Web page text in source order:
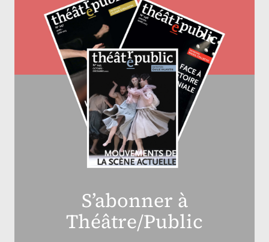
S’abonner à
Théâtre/Public